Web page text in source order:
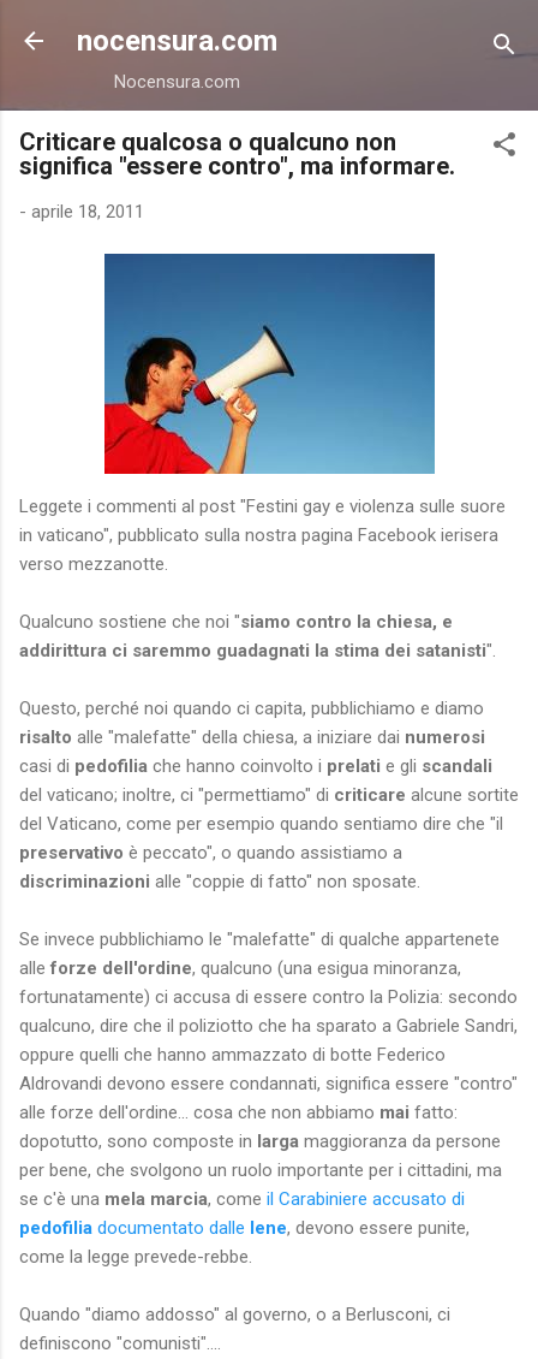
Passa ai contenuti principali
nocensura.com
Nocensura.com
Criticare qualcosa o qualcuno non
significa "essere contro", ma informare.
- aprile 18, 2011
Leggete i commenti al post "Festini gay e violenza sulle suore
in vaticano", pubblicato sulla nostra pagina Facebook ierisera
verso mezzanotte.
Qualcuno sostiene che noi "siamo contro la chiesa, e
addirittura ci saremmo guadagnati la stima dei satanisti".
Questo, perché noi quando ci capita, pubblichiamo e diamo
risalto alle "malefatte" della chiesa, a iniziare dai numerosi
casi di pedofilia che hanno coinvolto i prelati e gli scandali
del vaticano; inoltre, ci "permettiamo" di criticare alcune sortite
del Vaticano, come per esempio quando sentiamo dire che "il
preservativo è peccato", o quando assistiamo a
discriminazioni alle "coppie di fatto" non sposate.
Se invece pubblichiamo le "malefatte" di qualche appartenete
alleforze dell'ordine, qualcuno (una esigua minoranza,
fortunatamente) ci accusa di essere contro la Polizia: secondo
qualcuno, dire che il poliziotto che ha sparato a Gabriele Sandri,
oppure quelli che hanno ammazzato di botte Federico
Aldrovandi devono essere condannati, significa essere "contro"
alle forze dell'ordine... cosa che non abbiamo mai fatto:
dopotutto, sono composte in larga maggioranza da persone
per bene, che svolgono un ruolo importante per i cittadini, ma
se c'è una mela marcia, come il Carabiniere accusato di
pedofilia documentato dalle Iene, devono essere punite,
come la legge prevede-rebbe.
Quando "diamo addosso" al governo, o a Berlusconi, ci
definiscono "comunisti"....